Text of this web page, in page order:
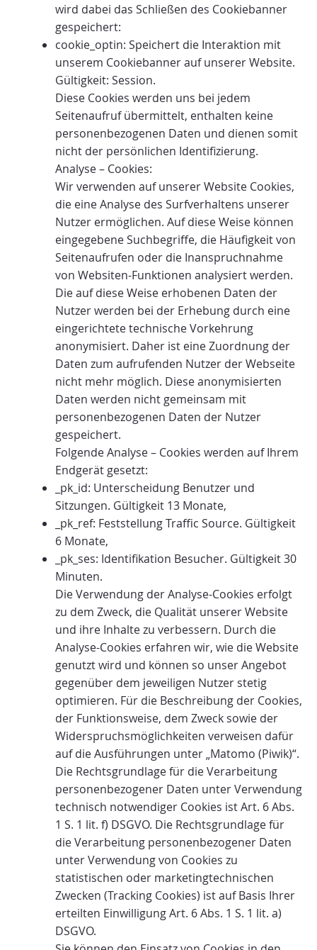
wird dabei das Schließen des Cookiebanner
gespeichert:
cookie_optin: Speichert die Interaktion mit
unserem Cookiebanner auf unserer Website.
Gültigkeit: Session.
Diese Cookies werden uns bei jedem
Seitenaufruf übermittelt, enthalten keine
personenbezogenen Daten und dienen somit
nicht der persönlichen Identifizierung.
Analyse – Cookies:
Wir verwenden auf unserer Website Cookies,
die eine Analyse des Surfverhaltens unserer
Nutzer ermöglichen. Auf diese Weise können
eingegebene Suchbegriffe, die Häufigkeit von
Seitenaufrufen oder die Inanspruchnahme
von Websiten-Funktionen analysiert werden.
Die auf diese Weise erhobenen Daten der
Nutzer werden bei der Erhebung durch eine
eingerichtete technische Vorkehrung
anonymisiert. Daher ist eine Zuordnung der
Daten zum aufrufenden Nutzer der Webseite
nicht mehr möglich. Diese anonymisierten
Daten werden nicht gemeinsam mit
personenbezogenen Daten der Nutzer
gespeichert.
Folgende Analyse – Cookies werden auf Ihrem
Endgerät gesetzt:
_pk_id: Unterscheidung Benutzer und
Sitzungen. Gültigkeit 13 Monate,
_pk_ref: Feststellung Traffic Source. Gültigkeit
6 Monate,
_pk_ses: Identifikation Besucher. Gültigkeit 30
Minuten.
Die Verwendung der Analyse-Cookies erfolgt
zu dem Zweck, die Qualität unserer Website
und ihre Inhalte zu verbessern. Durch die
Analyse-Cookies erfahren wir, wie die Website
genutzt wird und können so unser Angebot
gegenüber dem jeweiligen Nutzer stetig
optimieren. Für die Beschreibung der Cookies,
der Funktionsweise, dem Zweck sowie der
Widerspruchsmöglichkeiten verweisen dafür
auf die Ausführungen unter „Matomo (Piwik)“.
Die Rechtsgrundlage für die Verarbeitung
personenbezogener Daten unter Verwendung
technisch notwendiger Cookies ist Art. 6 Abs.
1 S. 1 lit. f) DSGVO. Die Rechtsgrundlage für
die Verarbeitung personenbezogener Daten
unter Verwendung von Cookies zu
statistischen oder marketingtechnischen
Zwecken (Tracking Cookies) ist auf Basis Ihrer
erteilten Einwilligung Art. 6 Abs. 1 S. 1 lit. a)
DSGVO.